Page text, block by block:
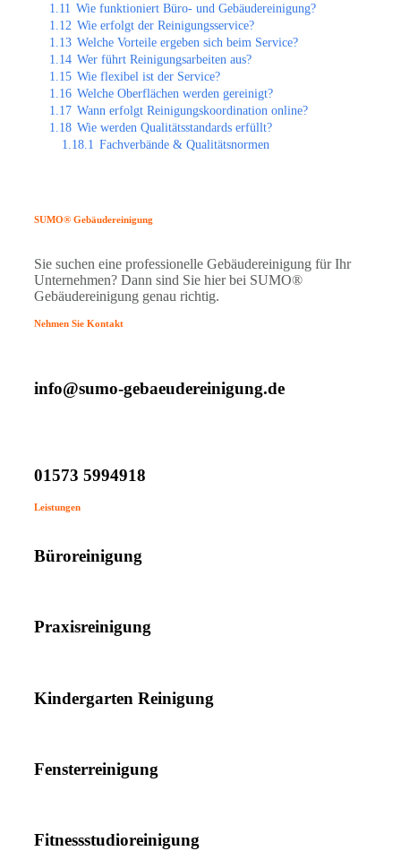
1.11 Wie funktioniert Büro- und Gebäudereinigung?
1.12 Wie erfolgt der Reinigungsservice?
1.13 Welche Vorteile ergeben sich beim Service?
1.14 Wer führt Reinigungsarbeiten aus?
1.15 Wie flexibel ist der Service?
1.16 Welche Oberflächen werden gereinigt?
1.17 Wann erfolgt Reinigungskoordination online?
1.18 Wie werden Qualitätsstandards erfüllt?
1.18.1 Fachverbände & Qualitätsnormen
SUMO® Gebäudereinigung
Sie suchen eine professionelle Gebäudereinigung für Ihr
Unternehmen? Dann sind Sie hier bei SUMO®
Gebäudereinigung genau richtig.
Nehmen Sie Kontakt
info@sumo-gebaeudereinigung.de
01573 5994918
Leistungen
Büroreinigung
Praxisreinigung
Kindergarten Reinigung
Fensterreinigung
Fitnessstudioreinigung